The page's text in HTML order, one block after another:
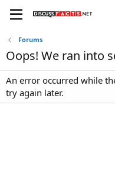
Forums
Oops! We ran into
An error occurred while
try again later.